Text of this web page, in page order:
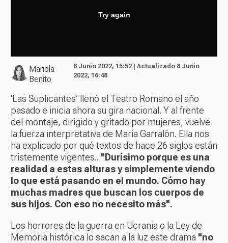
Mariola
Benito
8 Junio 2022, 15:52 | Actualizado 8 Junio
2022, 16:48
‘Las Suplicantes’ llenó el Teatro Romano el año
pasado e inicia ahora su gira nacional. Y al frente
del montaje, dirigido y gritado por mujeres, vuelve
la fuerza interpretativa de María Garralón. Ella nos
ha explicado por qué textos de hace 26 siglos están
tristemente vigentes.. "Durísimo porque es una
realidad a estas alturas y simplemente viendo
lo que está pasando en el mundo. Cómo hay
muchas madres que buscan los cuerpos de
sus hijos. Con eso no necesito más".
Los horrores de la guerra en Ucrania o la Ley de
Memoria histórica lo sacan a la luz este drama "no